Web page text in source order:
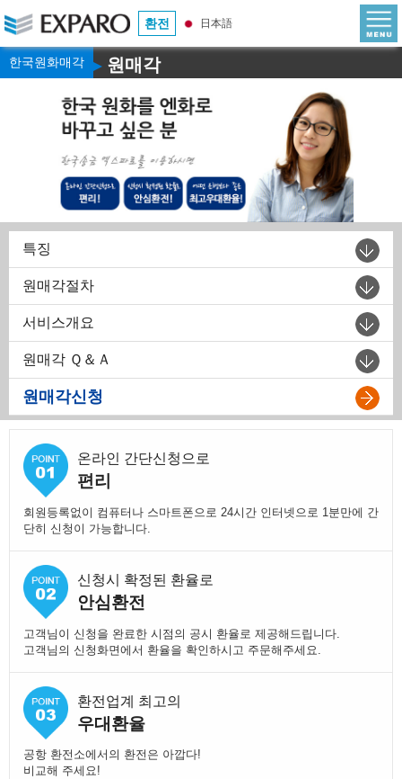
환전 日本語
한국원화매각 ▶원매각
특징
원매각절차
서비스개요
원매각 Ｑ＆Ａ
원매각신청
온라인 간단신청으로
편리
회원등록없이 컴퓨터나 스마트폰으로 24시간 인터넷으로 1분만에 간
단히 신청이 가능합니다.
신청시 확정된 환율로
안심환전
고객님이 신청을 완료한 시점의 공시 환율로 제공해드립니다.
고객님의 신청화면에서 환율을 확인하시고 주문해주세요.
환전업계 최고의
우대환율
공항 환전소에서의 환전은 아깝다!
비교해 주세요!